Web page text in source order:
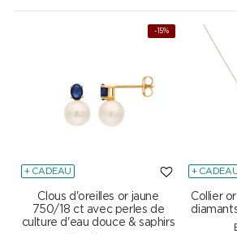
-15%
+ CADEAU
Clous d'oreilles or jaune
750/18 ct avec perles de
culture d'eau douce & saphirs
+
Collier